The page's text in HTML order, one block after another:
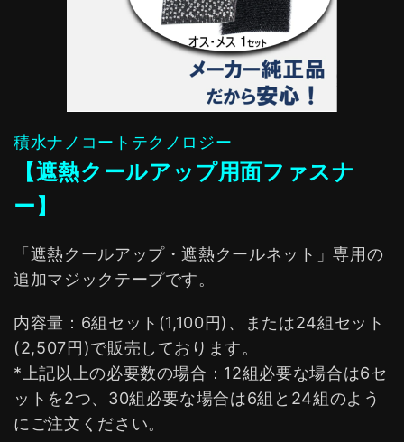
積水ナノコートテクノロジー
【遮熱クールアップ用面ファスナ
ー】
「遮熱クールアップ・遮熱クールネット」専用の
追加マジックテープです。
内容量：6組セット(1,100円)、または24組セット
(2,507円)で販売しております。
*上記以上の必要数の場合：12組必要な場合は6セ
ットを2つ、30組必要な場合は6組と24組のよう
にご注文ください。